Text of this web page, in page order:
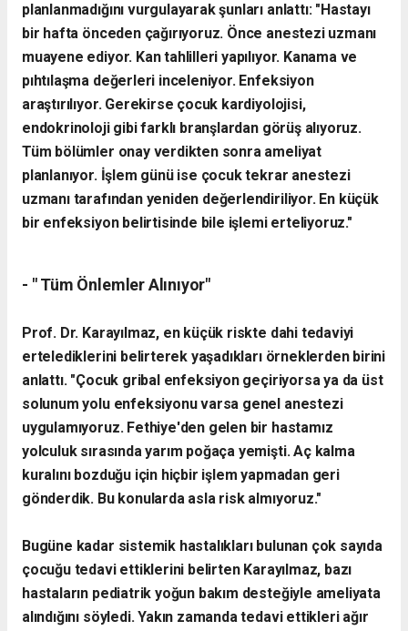
planlanmadığını vurgulayarak şunları anlattı: "Hastayı
bir hafta önceden çağırıyoruz. Önce anestezi uzmanı
muayene ediyor. Kan tahlilleri yapılıyor. Kanama ve
pıhtılaşma değerleri inceleniyor. Enfeksiyon
araştırılıyor. Gerekirse çocuk kardiyolojisi,
endokrinoloji gibi farklı branşlardan görüş alıyoruz.
Tüm bölümler onay verdikten sonra ameliyat
planlanıyor. İşlem günü ise çocuk tekrar anestezi
uzmanı tarafından yeniden değerlendiriliyor. En küçük
bir enfeksiyon belirtisinde bile işlemi erteliyoruz."
- " Tüm Önlemler Alınıyor"
Prof. Dr. Karayılmaz, en küçük riskte dahi tedaviyi
ertelediklerini belirterek yaşadıkları örneklerden birini
anlattı. "Çocuk gribal enfeksiyon geçiriyorsa ya da üst
solunum yolu enfeksiyonu varsa genel anestezi
uygulamıyoruz. Fethiye'den gelen bir hastamız
yolculuk sırasında yarım poğaça yemişti. Aç kalma
kuralını bozduğu için hiçbir işlem yapmadan geri
gönderdik. Bu konularda asla risk almıyoruz."
Bugüne kadar sistemik hastalıkları bulunan çok sayıda
çocuğu tedavi ettiklerini belirten Karayılmaz, bazı
hastaların pediatrik yoğun bakım desteğiyle ameliyata
alındığını söyledi.Yakın zamanda tedavi ettikleri ağır